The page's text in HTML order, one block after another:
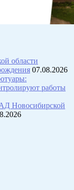
области
07.08.2026
работы
Новосибирской